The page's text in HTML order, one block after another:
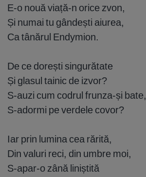
E-o nouă viață-n orice zvon,
Și numai tu gândești aiurea,
Ca tânărul Endymion.
De ce dorești singurătate
Și glasul tainic de izvor?
S-auzi cum codrul frunza-și bate,
S-adormi pe verdele covor?
Iar prin lumina cea rărită,
Din valuri reci, din umbre moi,
S-apar-o zână liniștită